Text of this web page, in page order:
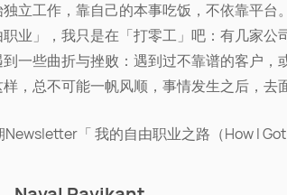
独立工作，靠自己的本事吃饭，不依靠平台
业」，我只是在「打零工」吧：有几家公
一些曲折与挫败：遇到过不靠谱的客户，
，总不可能一帆风顺，事情发生之后，去
Newsletter「 我的自由职业之路（How I Got